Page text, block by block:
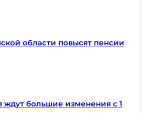
области повысят пенсии
ждут большие изменения с 1